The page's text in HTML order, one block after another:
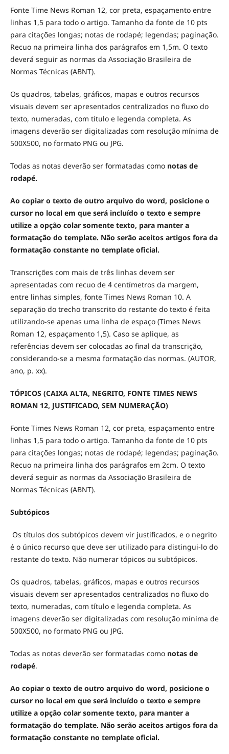
Fonte Time News Roman 12, cor preta, espaçamento entre
linhas 1,5 para todo o artigo. Tamanho da fonte de 10 pts
para citações longas; notas de rodapé; legendas; paginação.
Recuo na primeira linha dos parágrafos em 1,5m. O texto
deverá seguir as normas da Associação Brasileira de
Normas Técnicas (ABNT).
Os quadros, tabelas, gráficos, mapas e outros recursos
visuais devem ser apresentados centralizados no fluxo do
texto, numeradas, com título e legenda completa. As
imagens deverão ser digitalizadas com resolução mínima de
500X500, no formato PNG ou JPG.
Todas as notas deverão ser formatadas como notas de
rodapé.
Ao copiar o texto de outro arquivo do word, posicione o
cursor no local em que será incluído o texto e sempre
utilize a opção colar somente texto, para manter a
formatação do template. Não serão aceitos artigos fora da
formatação constante no template oficial.
Transcrições com mais de três linhas devem ser
apresentadas com recuo de 4 centímetros da margem,
entre linhas simples, fonte Times News Roman 10. A
separação do trecho transcrito do restante do texto é feita
utilizando-se apenas uma linha de espaço (Times News
Roman 12, espaçamento 1,5). Caso se aplique, as
referências devem ser colocadas ao final da transcrição,
considerando-se a mesma formatação das normas. (AUTOR,
ano, p. xx).
TÓPICOS (CAIXA ALTA, NEGRITO, FONTE TIMES NEWS
ROMAN 12, JUSTIFICADO, SEM NUMERAÇÃO)
Fonte Times News Roman 12, cor preta, espaçamento entre
linhas 1,5 para todo o artigo. Tamanho da fonte de 10 pts
para citações longas; notas de rodapé; legendas; paginação.
Recuo na primeira linha dos parágrafos em 2cm. O texto
deverá seguir as normas da Associação Brasileira de
Normas Técnicas (ABNT).
Subtópicos
Os títulos dos subtópicos devem vir justificados, e o negrito
é o único recurso que deve ser utilizado para distingui-lo do
restante do texto. Não numerar tópicos ou subtópicos.
Os quadros, tabelas, gráficos, mapas e outros recursos
visuais devem ser apresentados centralizados no fluxo do
texto, numeradas, com título e legenda completa. As
imagens deverão ser digitalizadas com resolução mínima de
500X500, no formato PNG ou JPG.
Todas as notas deverão ser formatadas como notas de
rodapé.
Ao copiar o texto de outro arquivo do word, posicione o
cursor no local em que será incluído o texto e sempre
utilize a opção colar somente texto, para manter a
formatação do template. Não serão aceitos artigos fora da
formatação constante no template oficial.